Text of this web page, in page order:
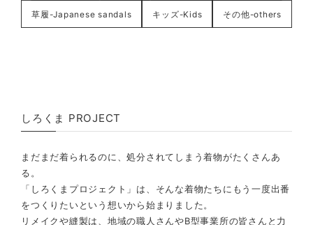
草履-Japanese sandals キッズ-Kids その他-others
しろくま PROJECT
まだまだ着られるのに、処分されてしまう着物がたくさんあ
る。
「しろくまプロジェクト」は、そんな着物たちにもう一度出番
をつくりたいという想いから始まりました。
リメイクや縫製は、地域の職人さんやB型事業所の皆さんと力